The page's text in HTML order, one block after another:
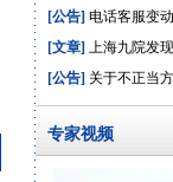
[公告] 电话客服变动
[文章] 上海九院发
[公告] 关于不正当
专家视频